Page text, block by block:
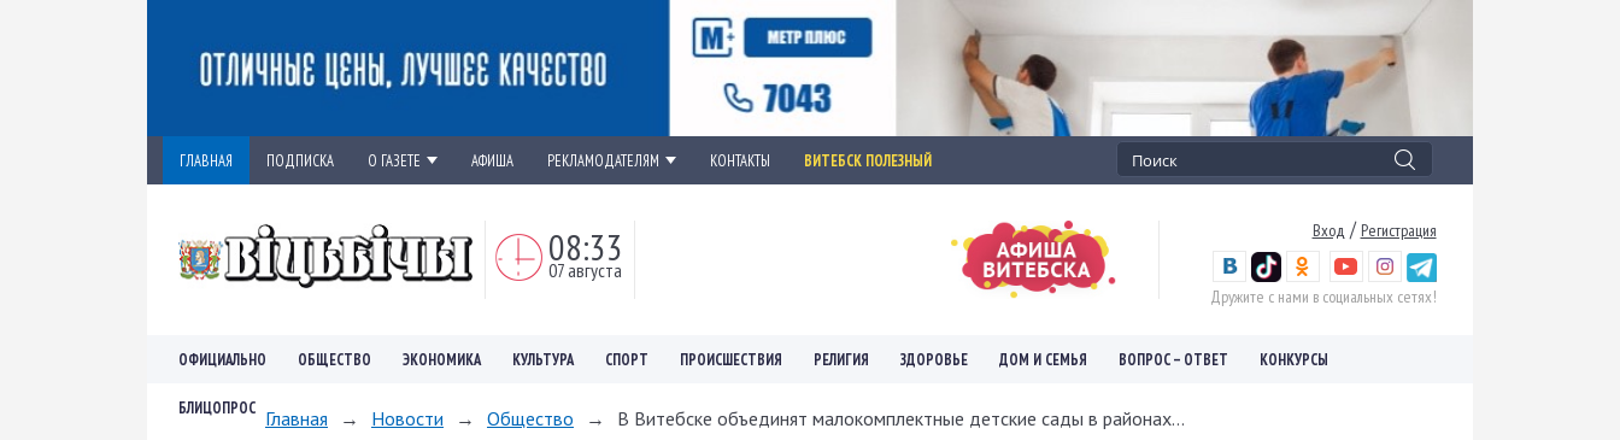
ГЛАВНАЯ ПОДПИСКА О ГАЗЕТЕ АФИША РЕКЛАМОДАТЕЛЯМ КОНТАКТЫ ВИТЕБСК ПОЛЕЗНЫЙ
08:33
07 августа
Вход / Регистрация
Дружите с нами в социальных сетях!
ОФИЦИАЛЬНО ОБЩЕСТВО ЭКОНОМИКА КУЛЬТУРА СПОРТ ПРОИСШЕСТВИЯ РЕЛИГИЯ ЗДОРОВЬЕ ДОМ И СЕМЬЯ ВОПРОС – ОТВЕТ КОНКУРСЫ
БЛИЦОПРОС Главная → Новости → Общество → В Витебске объединят малокомплектные детские сады в районах...